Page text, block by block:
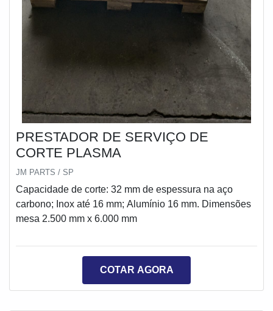
PRESTADOR DE SERVIÇO DE
CORTE PLASMA
JM PARTS / SP
Capacidade de corte: 32 mm de espessura na aço
carbono; Inox até 16 mm; Alumínio 16 mm. Dimensões
mesa 2.500 mm x 6.000 mm
COTAR AGORA